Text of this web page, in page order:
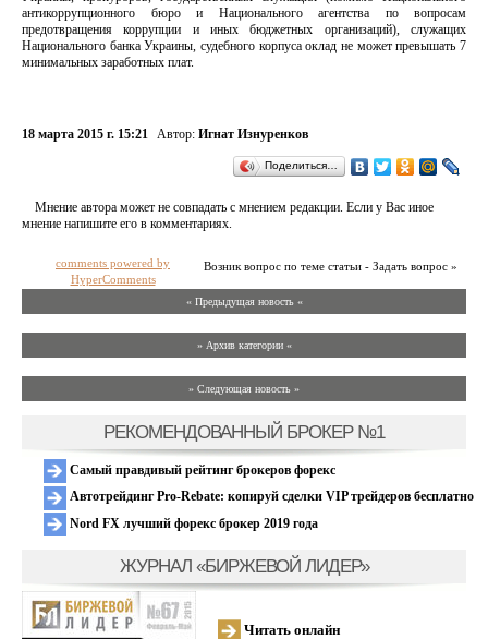
антикоррупционного бюро и Национального агентства по вопросам
предотвращения коррупции и иных бюджетных организаций), служащих
Национального банка Украины, судебного корпуса оклад не может превышать 7
минимальных заработных плат.
18 марта 2015 г. 15:21 Автор: Игнат Изнуренков
Поделиться…
Мнение автора может не совпадать с мнением редакции. Если у Вас иное
мнение напишите его в комментариях.
Возник вопрос по теме статьи - Задать вопрос »
comments powered by
HyperComments
« Предыдущая новость «
» Архив категории «
» Следующая новость »
РЕКОМЕНДОВАННЫЙ БРОКЕР №1
Самый правдивый рейтинг брокеров форекс
Автотрейдинг Pro-Rebate: копируй сделки VIP трейдеров бесплатно
Nord FX лучший форекс брокер 2019 года
ЖУРНАЛ «БИРЖЕВОЙ ЛИДЕР»
Читать онлайн